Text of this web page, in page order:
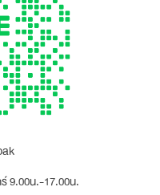
9.00น.-17.00น.